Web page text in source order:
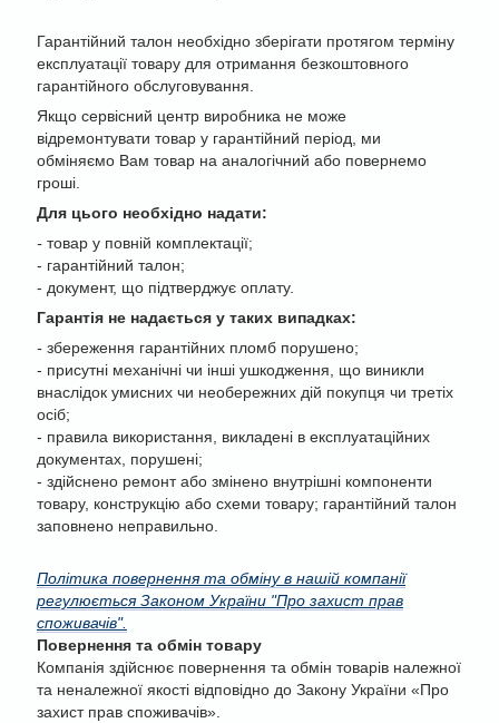
Гарантійний талон необхідно зберігати протягом терміну
експлуатації товару для отримання безкоштовного
гарантійного обслуговування.
Якщо сервісний центр виробника не може
відремонтувати товар у гарантійний період, ми
обміняємо Вам товар на аналогічний або повернемо
гроші.
Для цього необхідно надати:
- товар у повній комплектації;
- гарантійний талон;
- документ, що підтверджує оплату.
Гарантія не надається у таких випадках:
- збереження гарантійних пломб порушено;
- присутні механічні чи інші ушкодження, що виникли
внаслідок умисних чи необережних дій покупця чи третіх
осіб;
- правила використання, викладені в експлуатаційних
документах, порушені;
- здійснено ремонт або змінено внутрішні компоненти
товару, конструкцію або схеми товару; гарантійний талон
заповнено неправильно.
Політика повернення та обміну в нашій компанії
регулюється Законом України "Про захист прав
споживачів".
Повернення та обмін товару
Компанія здійснює повернення та обмін товарів належної
та неналежної якості відповідно до Закону України «Про
захист прав споживачів».